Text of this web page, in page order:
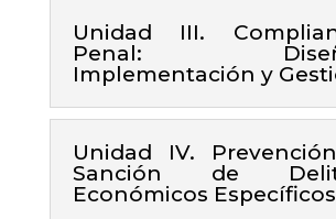
Unidad III.
Penal:
Implementación y
Unidad IV.
Sanción de
Económicos Específicos